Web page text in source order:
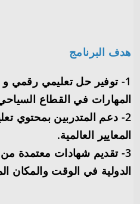
هدف البرنامج
1- توفير حل تعليمي رقمي
المهارات في القطاع
2- دعم المتدربين بمحتوي
المعايير العالمية.
3- تقديم شهادات معتمدة
الدولية في الوقت والمكان